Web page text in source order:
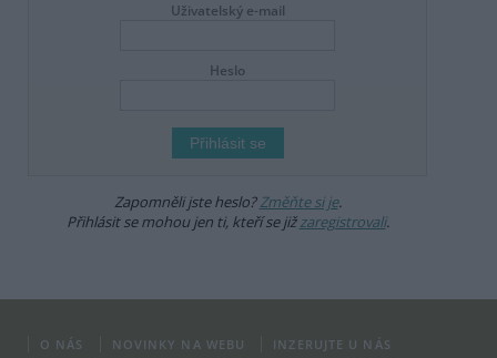
Uživatelský e-mail
Heslo
Zapomněli jste heslo?Změňte si je.
Přihlásit se mohou jen ti, kteří se jižzaregistrovali.
O NÁS NOVINKY NA WEBU
INZERUJTE U NÁS